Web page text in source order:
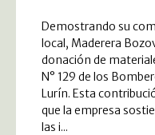
Demostrando su
local, Maderera
donación de
N° 129 de los
Lurín. Esta
que la empresa
las i...